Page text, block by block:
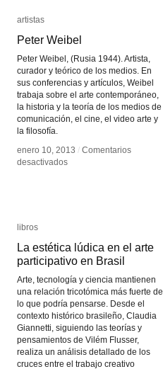
digital
digital
artistas
Peter Weibel
Peter Weibel, (Rusia 1944). Artista,
curador y teórico de los medios. En
sus conferencias y artículos, Weibel
trabaja sobre el arte contemporáneo,
la historia y la teoría de los medios de
comunicación, el cine, el video arte y
la filosofía.
enero 10, 2013 / Comentarios
desactivadosen
artistas
Peter Weibel
enero 10, 2013 / Comentarios
desactivadosen
libros
La estética lúdica en el arte
participativo en Brasil
Arte, tecnología y ciencia mantienen
una relación tricotómica más fuerte de
lo que podría pensarse. Desde el
contexto histórico brasileño, Claudia
Giannetti, siguiendo las teorías y
pensamientos de Vilém Flusser,
realiza un análisis detallado de los
cruces entre el trabajo creativo
libros
La estética lúdica en el arte
participativo en Brasil